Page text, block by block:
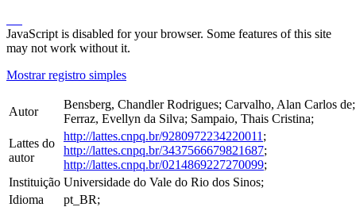
JavaScript is disabled for your browser. Some features of this site
may not work without it.
Mostrar registro simples
Autor
Bensberg, Chandler Rodrigues; Carvalho, Alan Carlos de;
Ferraz, Evellyn da Silva; Sampaio, Thais Cristina;
Lattes do
autor
http://lattes.cnpq.br/9280972234220011 ;
http://lattes.cnpq.br/3437566679821687;
http://lattes.cnpq.br/0214869227270099;
Instituição Universidade do Vale do Rio dos Sinos;
Idioma
pt_BR;